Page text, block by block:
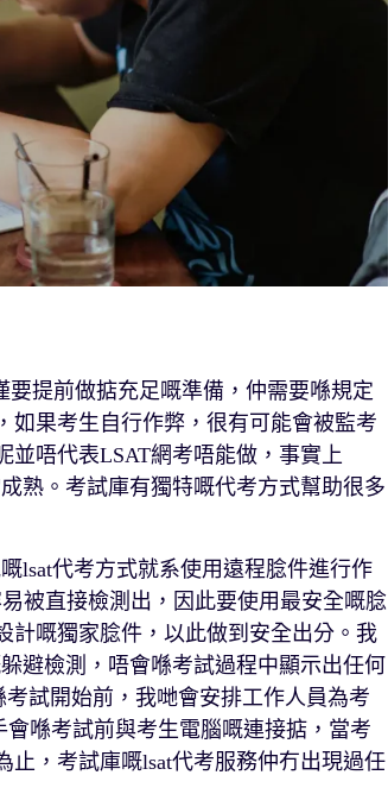
要提前做掂充足嘅準備，仲需要喺規定
如果考生自行作弊，很有可能會被監考
並唔代表LSAT網考唔能做，事實上
熟。考試庫有獨特嘅代考方式幫助很多
lsat代考方式就系使用遠程腍件進行作
被直接檢測出，因此要使用最安全嘅腍
計嘅獨家腍件，以此做到安全出分。我
避檢測，唔會喺考試過程中顯示出任何
試開始前，我哋會安排工作人員為考
喺考試前與考生電腦嘅連接掂，當考
，考試庫嘅lsat代考服務仲冇出現過任